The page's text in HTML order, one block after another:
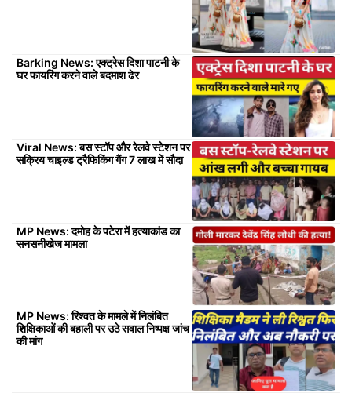
Barking News: एक्ट्रेस दिशा पाटनी के
घर फायरिंग करने वाले बदमाश ढेर
Viral News: बस स्टॉप और रेलवे स्टेशन पर
सक्रिय चाइल्ड ट्रैफिकिंग गैंग 7 लाख में सौदा
MP News: दमोह के पटेरा में हत्याकांड का
सनसनीखेज मामला
MP News: रिश्वत के मामले में निलंबित
शिक्षिकाओं की बहाली पर उठे सवाल निष्पक्ष जांच
की मांग